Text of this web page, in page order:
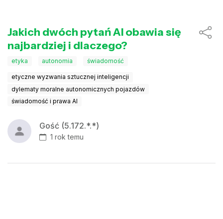
Jakich dwóch pytań AI obawia się
najbardziej i dlaczego?
etyka autonomia świadomość
etyczne wyzwania sztucznej inteligencji
dylematy moralne autonomicznych pojazdów
świadomość i prawa AI
Gość (5.172.*.*)
1 rok temu